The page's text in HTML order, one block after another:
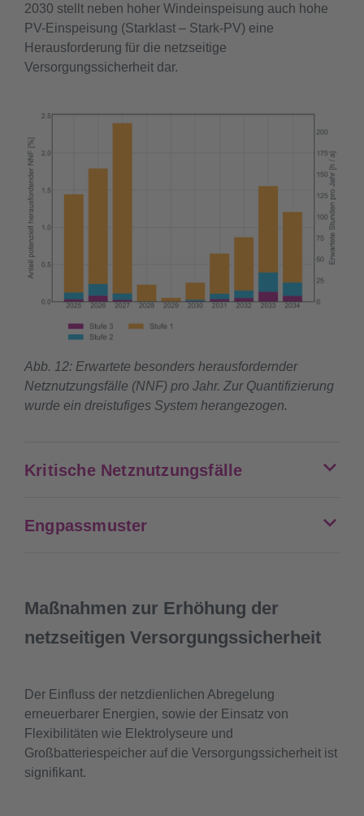
2030 stellt neben hoher Windeinspeisung auch hohe
PV-Einspeisung (Starklast – Stark-PV) eine
Herausforderung für die netzseitige
Versorgungssicherheit dar.
Abb. 12: Erwartete besonders herausfordernder
Netznutzungsfälle (NNF) pro Jahr. Zur Quantifizierung
wurde ein dreistufiges System herangezogen.
Kritische Netznutzungsfälle
Engpassmuster
Maßnahmen zur Erhöhung der
netzseitigen Versorgungssicherheit
Der Einfluss der netzdienlichen Abregelung
erneuerbarer Energien, sowie der Einsatz von
Flexibilitäten wie Elektrolyseure und
Großbatteriespeicher auf die Versorgungssicherheit ist
signifikant.